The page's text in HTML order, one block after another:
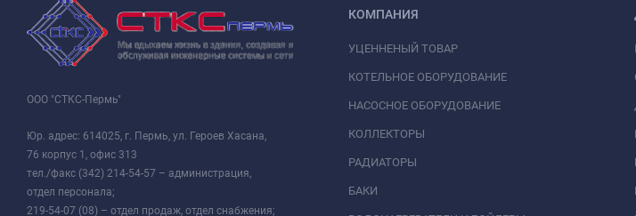
ООО "СТКС-Пермь"
Юр. адрес: 614025, г. Пермь, ул. Героев Хасана,
76 корпус 1, офис 313
тел./факс (342) 214-54-57 – администрация,
отдел персонала;
219-54-07 (08) – отдел продаж, отдел снабжения;
КОМПАНИЯ
УЦЕННЕНЫЙ ТОВАР
КОТЕЛЬНОЕ ОБОРУДОВАНИЕ
НАСОСНОЕ ОБОРУДОВАНИЕ
КОЛЛЕКТОРЫ
РАДИАТОРЫ
БАКИ